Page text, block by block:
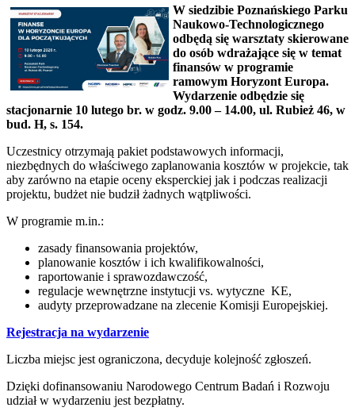
W siedzibie Poznańskiego Parku
Naukowo-Technologicznego
odbędą się warsztaty skierowane
do osób wdrażające się w temat
finansów w programie
ramowym Horyzont Europa.
Wydarzenie odbędzie się
stacjonarnie 10 lutego br. w godz. 9.00 – 14.00, ul. Rubież 46, w
bud. H, s. 154.
Uczestnicy otrzymają pakiet podstawowych informacji,
niezbędnych do właściwego zaplanowania kosztów w projekcie, tak
aby zarówno na etapie oceny eksperckiej jak i podczas realizacji
projektu, budżet nie budził żadnych wątpliwości.
W programie m.in.:
zasady finansowania projektów,
planowanie kosztów i ich kwalifikowalności,
raportowanie i sprawozdawczość,
regulacje wewnętrzne instytucji vs. wytyczne KE,
audyty przeprowadzane na zlecenie Komisji Europejskiej.
Rejestracja na wydarzenie
Liczba miejsc jest ograniczona, decyduje kolejność zgłoszeń.
Dzięki dofinansowaniu Narodowego Centrum Badań i Rozwoju
udział w wydarzeniu jest bezpłatny.